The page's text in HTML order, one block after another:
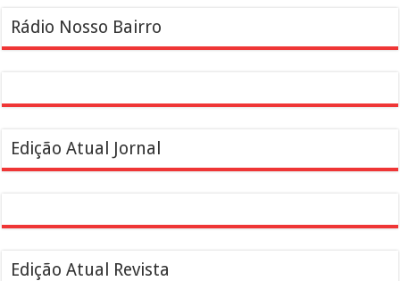
Rádio Nosso Bairro
Edição Atual Jornal
Edição Atual Revista